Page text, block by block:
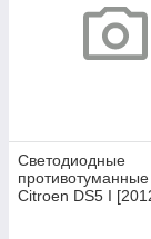
Светодиодные
Citroen DS5 I